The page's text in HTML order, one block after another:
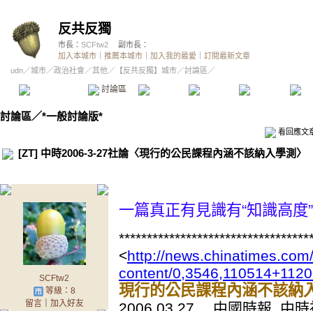
反共反獨
市長： SCFtw2
副市長：
加入本城市
推薦本城市 加入我的最愛
訂閱最新文章
udn／城市／政治社會 ／其他 ／ 【反共反獨】城市／討論區／
討論區 精華區 投票區 影像館
討論區／*一般討論版*
看回應文
[ZT] 中時2006-3-27社論〈現行的公民課程內涵不該納入學測〉
SCFtw2
等級：8
留言｜ 加入好友
一篇真正有見識有“知識高度
<http://
content/
現行的公民課程內涵不該納